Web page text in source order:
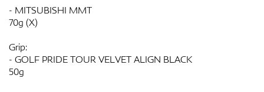
- MITSUBISHI MMT
70g (X)
Grip:
- GOLF PRIDE TOUR VELVET ALIGN BLACK
50g